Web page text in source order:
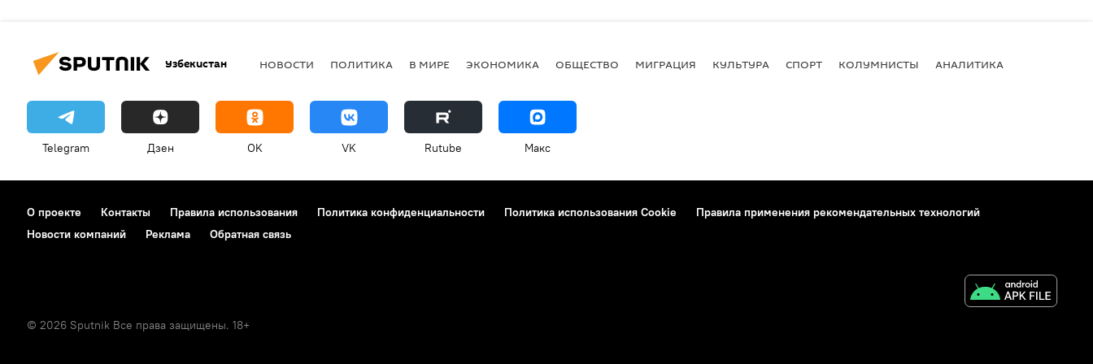
Узбекистан НОВОСТИ ПОЛИТИКА В МИРЕ ЭКОНОМИКА ОБЩЕСТВО МИГРАЦИЯ КУЛЬТУРА СПОРТ КОЛУМНИСТЫ АНАЛИТИКА
Telegram Дзен OK VK Rutube Макс
О проекте Контакты Правила использования Политика конфиденциальности Политика использования Cookie
Правила применения рекомендательных технологий
Новости компаний
Реклама Обратная связь
© 2026 Sputnik Все права защищены. 18+